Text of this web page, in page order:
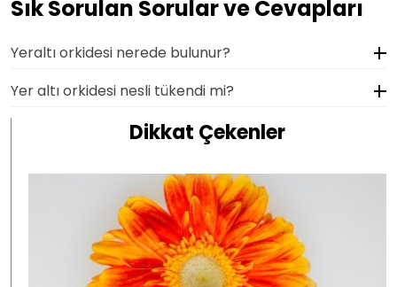
Sık Sorulan Sorular ve Cevapları
Yeraltı orkidesi nerede bulunur?
Yer altı orkidesi nesli tükendi mi?
Dikkat Çekenler